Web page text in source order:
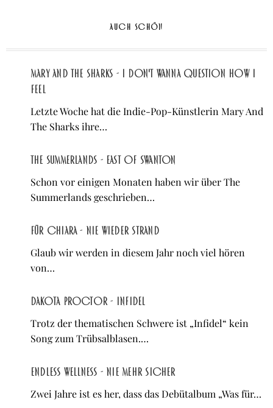
AUCH SCHÖN
Mary And The Sharks - I Don't Wanna Question How I
Feel
Letzte Woche hat die Indie-Pop-Künstlerin Mary And
The Sharks ihre…
The Summerlands - East of Swanton
Schon vor einigen Monaten haben wir über The
Summerlands geschrieben…
Für Chiara - Nie wieder Strand
Glaub wir werden in diesem Jahr noch viel hören
von…
Dakota Proctor - Infidel
Trotz der thematischen Schwere ist „Infidel“ kein
Song zum Trübsalblasen.…
Endless Wellness - Nie mehr sicher
Zwei Jahre ist es her, dass das Debütalbum „Was für…